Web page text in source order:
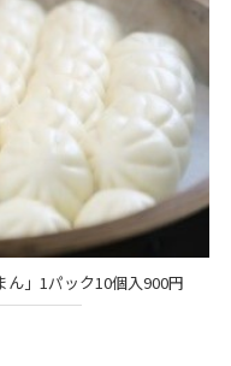
」1パック10個入900円